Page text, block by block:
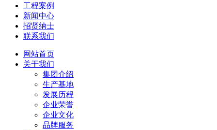
工程案例
新闻中心
招贤纳士
联系我们
网站首页
关于我们
集团介绍
生产基地
发展历程
企业荣誉
企业文化
品牌服务